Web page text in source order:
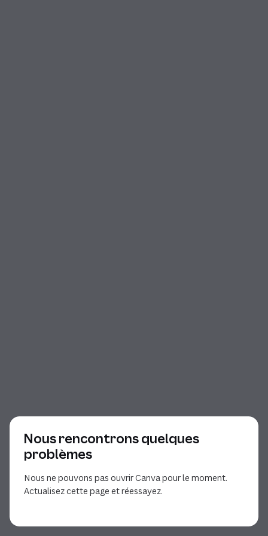
Nous rencontrons quelques
problèmes
Nous ne pouvons pas ouvrir Canva pour le moment.
Actualisez cette page et réessayez.